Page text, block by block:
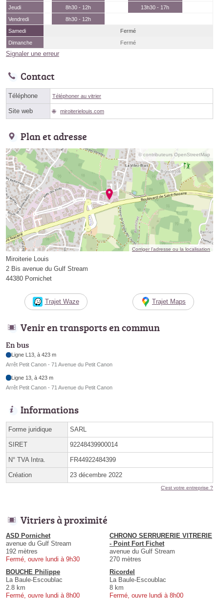
Jeudi
8h30 - 12h
13h30 - 17h
Vendredi
8h30 - 12h
Samedi
Fermé
Dimanche
Fermé
Signaler une erreur
Contact
Téléphone Téléphoner au vitrier
Site web miroiterielouis.com
Plan et adresse
© contributeurs OpenStreetMap
Corriger l’adresse ou la localisation
Miroiterie Louis
2 Bis avenue du Gulf Stream
44380 Pornichet
Trajet Waze Trajet Maps
Venir en transports en commun
En bus
Ligne L13, à 423 m
Arrêt Petit Canon - 71 Avenue du Petit Canon
Ligne 13, à 423 m
Arrêt Petit Canon - 71 Avenue du Petit Canon
Informations
Forme juridique SARL
SIRET 92248439900014
N° TVA Intra. FR44922484399
Création 23 décembre 2022
C'est votre entreprise ?
Vitriers à proximité
ASD Pornichet
avenue du Gulf Stream
192 mètres
Fermé, ouvre lundi à 9h30
CHRONO SERRURERIE VITRERIE
- Point Fort Fichet
avenue du Gulf Stream
270 mètres
BOUCHE Philippe
La Baule-Escoublac
2.8 km
Fermé, ouvre lundi à 8h00
Ricordel
La Baule-Escoublac
8 km
Fermé, ouvre lundi à 8h00